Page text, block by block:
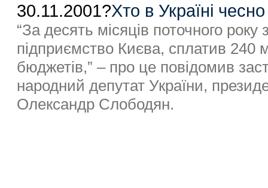
30.11.2001?Хто в Україні
“За десять місяців поточного
підприємство Києва, сплатив 240
бюджетів,” – про це повідомив
народний депутат України,
Олександр Слободян.